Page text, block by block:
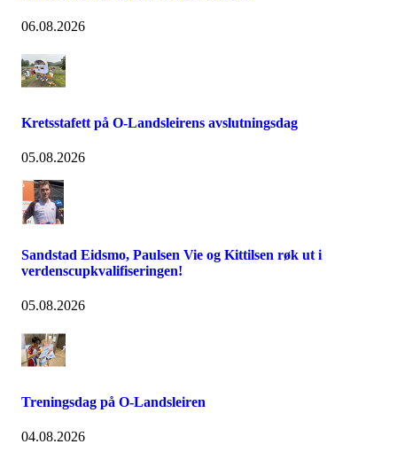
06.08.2026
Kretsstafett på O-Landsleirens avslutningsdag
05.08.2026
Sandstad Eidsmo, Paulsen Vie og Kittilsen røk ut i
verdenscupkvalifiseringen!
05.08.2026
Treningsdag på O-Landsleiren
04.08.2026